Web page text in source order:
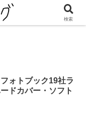
ポン」をチェック！
フォトブック19社ラ
ドカバー・ソフト
検索